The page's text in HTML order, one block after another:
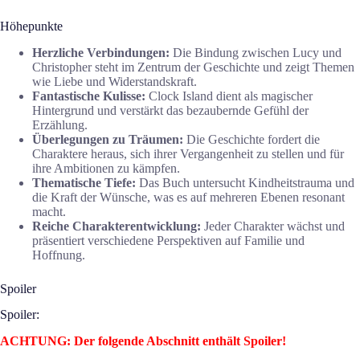
Höhepunkte
Herzliche Verbindungen: Die Bindung zwischen Lucy und
Christopher steht im Zentrum der Geschichte und zeigt Themen
wie Liebe und Widerstandskraft.
Fantastische Kulisse: Clock Island dient als magischer
Hintergrund und verstärkt das bezaubernde Gefühl der
Erzählung.
Überlegungen zu Träumen: Die Geschichte fordert die
Charaktere heraus, sich ihrer Vergangenheit zu stellen und für
ihre Ambitionen zu kämpfen.
Thematische Tiefe: Das Buch untersucht Kindheitstrauma und
die Kraft der Wünsche, was es auf mehreren Ebenen resonant
macht.
Reiche Charakterentwicklung: Jeder Charakter wächst und
präsentiert verschiedene Perspektiven auf Familie und
Hoffnung.
Spoiler
Spoiler:
ACHTUNG: Der folgende Abschnitt enthält Spoiler!